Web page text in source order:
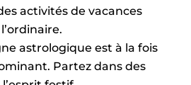
activités de vacances
astrologique est à la fois
Partez dans des